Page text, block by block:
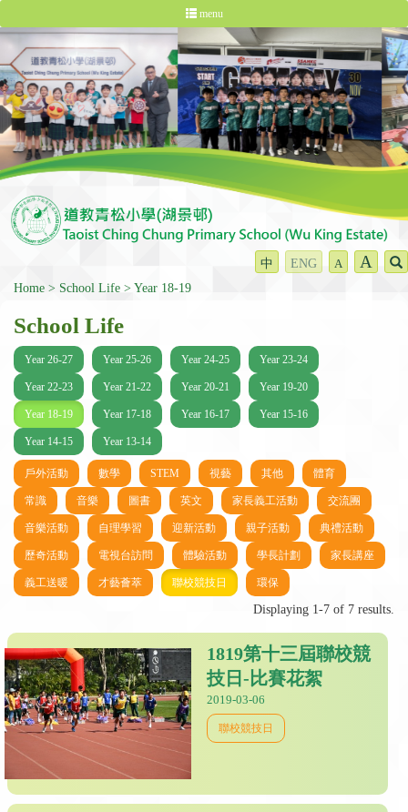
menu
中 ENG A A
Home School Life Year 18-19
School Life
Year 26-27 Year 25-26 Year 24-25 Year 23-24
Year 22-23 Year 21-22 Year 20-21 Year 19-20
Year 18-19 Year 17-18 Year 16-17 Year 15-16
Year 14-15 Year 13-14
戶外活動 數學 STEM 視藝 其他 體育
常識 音樂 圖書 英文 家長義工活動 交流團
音樂活動 自理學習 迎新活動 親子活動 典禮活動
歷奇活動 電視台訪問 體驗活動 學長計劃 家長講座
義工送暖 才藝薈萃 聯校競技日 環保
Displaying 1-7 of 7 results.
1819第十三屆聯校競
技日-比賽花絮
2019-03-06
聯校競技日